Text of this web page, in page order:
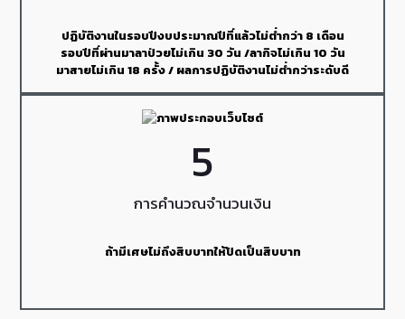
ปฏิบัติงานในรอบปีงบประมาณปีที่แล้วไม่ต่ำกว่า 8 เดือน
รอบปีที่ผ่านมาลาป่วยไม่เกิน 30 วัน /ลากิจไม่เกิน 10 วัน
มาสายไม่เกิน 18 ครั้ง / ผลการปฏิบัติงานไม่ต่ำกว่าระดับดี
5
การคำนวณจำนวนเงิน
ถ้ามีเศษไม่ถึงสิบบาทให้ปัดเป็นสิบบาท